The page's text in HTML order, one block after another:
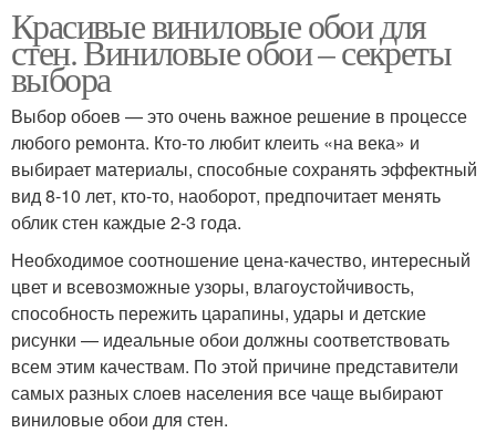
Красивые виниловые обои для
стен. Виниловые обои – секреты
выбора
Выбор обоев — это очень важное решение в процессе
любого ремонта. Кто-то любит клеить «на века» и
выбирает материалы, способные сохранять эффектный
вид 8-10 лет, кто-то, наоборот, предпочитает менять
облик стен каждые 2-3 года.
Необходимое соотношение цена-качество, интересный
цвет и всевозможные узоры, влагоустойчивость,
способность пережить царапины, удары и детские
рисунки — идеальные обои должны соответствовать
всем этим качествам. По этой причине представители
самых разных слоев населения все чаще выбирают
виниловые обои для стен.